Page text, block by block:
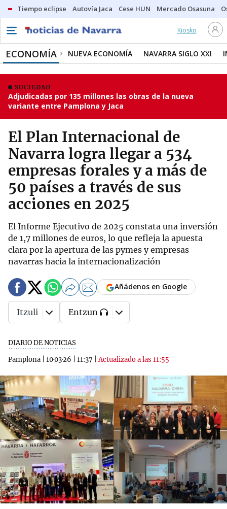
Tiempo eclipse Autovía Jaca Cese HUN Mercado Osasuna
Kiosko
ECONOMÍA NUEVA ECONOMÍA NAVARRA SIGLO XXI
SOCIEDAD
Adjudicadas por 135 millones las obras de la nueva
variante entre Pamplona y Jaca
El Plan Internacional de
Navarra logra llegar a 534
empresas forales y a más de
50 países a través de sus
acciones en 2025
El Informe Ejecutivo de 2025 constata una inversión
de 1,7 millones de euros, lo que refleja la apuesta
clara por la apertura de las pymes y empresas
navarras hacia la internacionalización
DIARIO DE NOTICIAS
Pamplona
10·03·26 11:37 |Actualizado a las 11:55
Añádenos en Google
Itzuli Entzun